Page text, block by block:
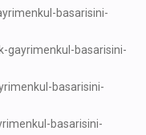
basarisini-
gayrimenkul-basarisini-
basarisini-
basarisini-